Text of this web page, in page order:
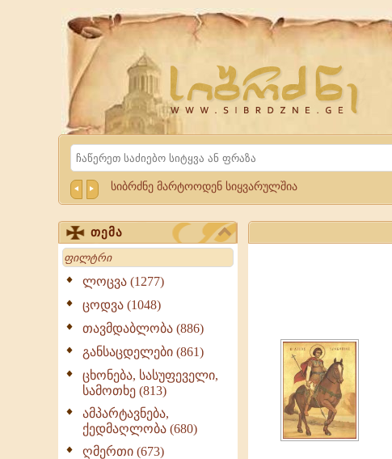
Website
Sibrdzne.ge
Search
სიბრძნე მარტოოდენ სიყვარულშია
თემა
Search
ლოცვა (1277)
ცოდვა (1048)
თავმდაბლობა (886)
განსაცდელები (861)
ცხონება, სასუფეველი,
სამოთხე (813)
ამპარტავნება,
ქედმაღლობა (680)
ღმერთი (673)